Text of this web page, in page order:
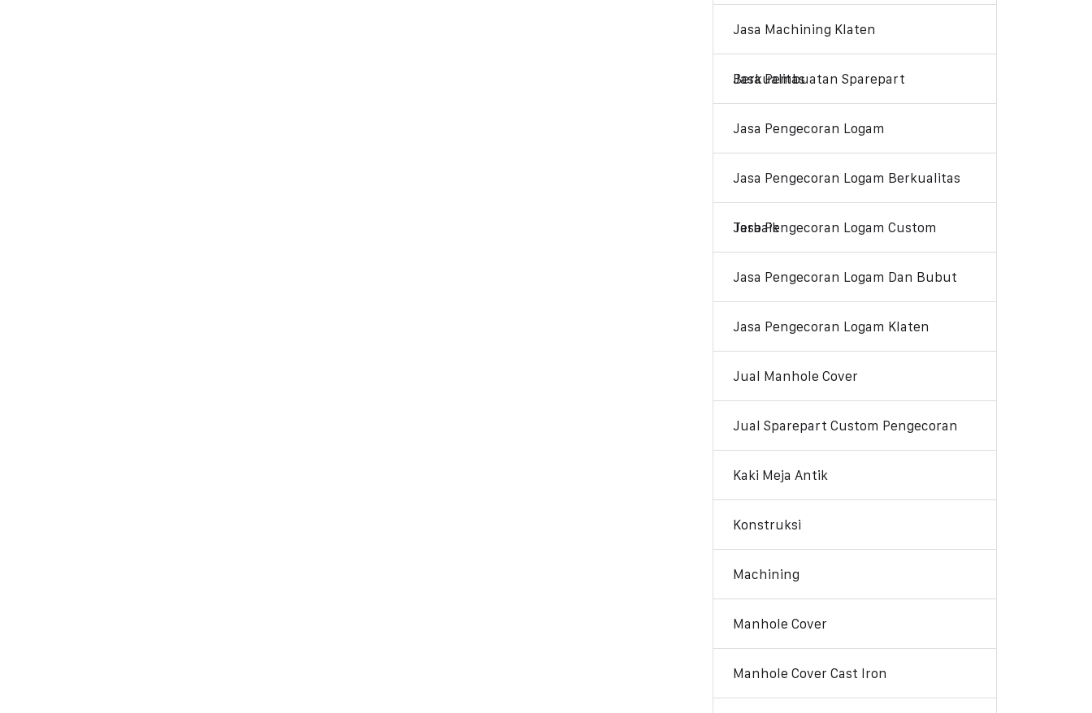
Jasa Machining Klaten
Jasa Pembuatan Sparepart Berkualitas
Jasa Pengecoran Logam
Jasa Pengecoran Logam Berkualitas
Jasa Pengecoran Logam Custom Terbaik
Jasa Pengecoran Logam Dan Bubut
Jasa Pengecoran Logam Klaten
Jual Manhole Cover
Jual Sparepart Custom Pengecoran
Kaki Meja Antik
Konstruksi
Machining
Manhole Cover
Manhole Cover Cast Iron